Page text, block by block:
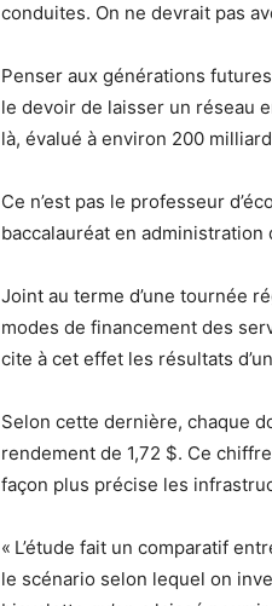
conduites. On ne devrait pas
Penser aux générations
le devoir de laisser un réseau
là, évalué à environ 200
Ce n’est pas le professeur
baccalauréat en
Joint au terme d’une tournée
modes de financement des
cite à cet effet les résultats
Selon cette dernière, chaque
rendement de 1,72 $. Ce
façon plus précise les
« L’étude fait un comparatif
le scénario selon lequel on